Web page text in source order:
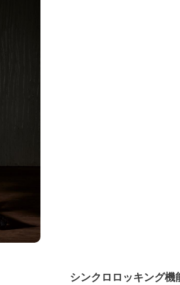
シンクロロッキング機